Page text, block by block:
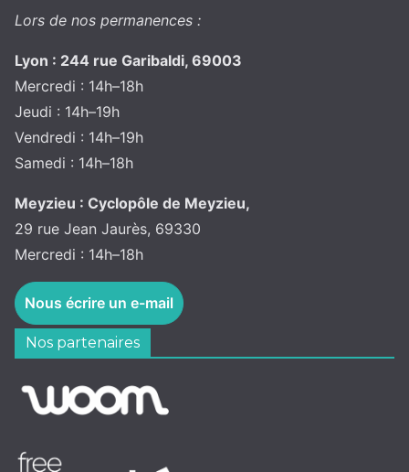
Lors de nos permanences :
Lyon : 244 rue Garibaldi, 69003
Mercredi : 14h–18h
Jeudi : 14h–19h
Vendredi : 14h–19h
Samedi : 14h–18h
Meyzieu : Cyclopôle de Meyzieu,
29 rue Jean Jaurès, 69330
Mercredi : 14h–18h
Nous écrire un e-mail
Nos partenaires